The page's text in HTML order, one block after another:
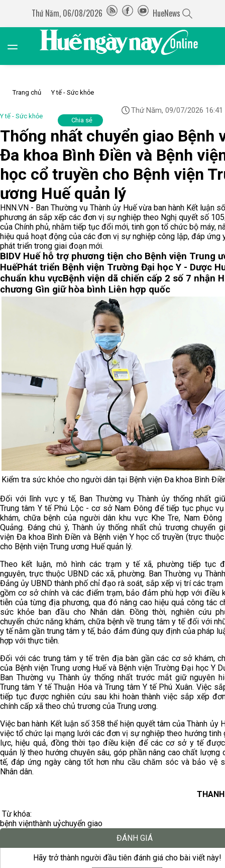
Thứ Năm, 06/08/2026 HueNews
Trang chủ Y tế - Sức khỏe
Y tế - Sức khỏe
Thứ Năm, 09/07/2026 16:41
Chia sẻ
Thống nhất chuyển giao Bệnh
Đa khoa Bình Điền và Bệnh
học cổ truyền cho Bệnh viện
ương Huế quản lý
HNN.VN - Ban Thường vụ Thành ủy Huế vừa ban hành Kết luận
phương án sắp xếp các đơn vị sự nghiệp theo Nghị quyết số
của Chính phủ, nhằm tiếp tục đổi mới, tinh gọn tổ chức bộ máy,
hiệu quả hoạt động của các đơn vị sự nghiệp công lập, đáp ứng
phát triển trong giai đoạn mới.
BIDV Huế hỗ trợ phương tiện cho Bệnh viện Trung
HuếPhát triển Bệnh viện Trường Đại học Y - Dược
chuẩn khu vựcBệnh viện dã chiến cấp 2 số 7 nhận
chương Gìn giữ hòa bình Liên hợp quốc
Kiểm tra sức khỏe cho người dân tại Bệnh viện Đa khoa Bình
Đối với lĩnh vực y tế, Ban Thường vụ Thành ủy thống nhất
Trung tâm Y tế Phú Lộc - cơ sở Nam Đông để tiếp tục phục
khám, chữa bệnh của người dân khu vực Khe Tre, Nam Đông
Quảng. Đáng chú ý, Thành ủy thống nhất chủ trương chuyển
viện Đa khoa Bình Điền và Bệnh viện Y học cổ truyền (trực
cho Bệnh viện Trung ương Huế quản lý.
Theo kết luận, mô hình các trạm y tế xã, phường tiếp tục
nguyên, trực thuộc UBND các xã, phường. Ban Thường vụ
Đảng ủy UBND thành phố chỉ đạo rà soát, sắp xếp vị trí các trạm
gồm cơ sở chính và các điểm trạm, bảo đảm phù hợp với điều
tiễn của từng địa phương, qua đó nâng cao hiệu quả công tác
sức khỏe ban đầu cho Nhân dân. Đồng thời, nghiên cứu
chuyển chức năng khám, chữa bệnh về trung tâm y tế đối với
y tế nằm gần trung tâm y tế, bảo đảm đúng quy định của pháp
hợp với thực tiễn.
Đối với các trung tâm y tế trên địa bàn gần các cơ sở khám,
của Bệnh viện Trung ương Huế và Bệnh viện Trường Đại học Y
Ban Thường vụ Thành ủy thống nhất trước mắt giữ nguyên
Trung tâm Y tế Thuận Hóa và Trung tâm Y tế Phú Xuân. Việc
tiếp tục được nghiên cứu sau khi hoàn thành việc sắp xếp
chính cấp xã theo chủ trương của Trung ương.
Việc ban hành Kết luận số 358 thể hiện quyết tâm của Thành ủy
việc tổ chức lại mạng lưới các đơn vị sự nghiệp theo hướng tinh
lực, hiệu quả, đồng thời tạo điều kiện để các cơ sở y tế
quản lý theo hướng chuyên sâu, góp phần nâng cao chất lượng
tế, đáp ứng ngày càng tốt hơn nhu cầu chăm sóc và bảo vệ
Nhân dân.
Từ khóa:
bệnh việnthành uỷchuyển giao
ĐÁNH GIÁ
Hãy trở thành người đầu tiên đánh giá cho bài viết này!